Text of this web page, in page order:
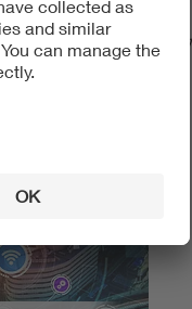
分野におけるすべて